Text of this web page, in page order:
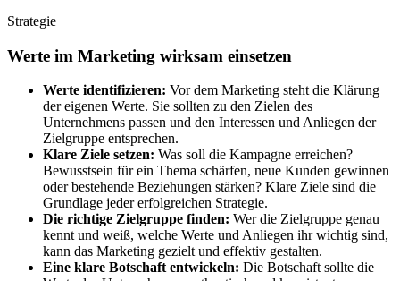
Strategie
Werte im Marketing wirksam einsetzen
Werte identifizieren: Vor dem Marketing steht die Klärung
der eigenen Werte. Sie sollten zu den Zielen des
Unternehmens passen und den Interessen und Anliegen der
Zielgruppe entsprechen.
Klare Ziele setzen: Was soll die Kampagne erreichen?
Bewusstsein für ein Thema schärfen, neue Kunden gewinnen
oder bestehende Beziehungen stärken? Klare Ziele sind die
Grundlage jeder erfolgreichen Strategie.
Die richtige Zielgruppe finden: Wer die Zielgruppe genau
kennt und weiß, welche Werte und Anliegen ihr wichtig sind,
kann das Marketing gezielt und effektiv gestalten.
Eine klare Botschaft entwickeln: Die Botschaft sollte die